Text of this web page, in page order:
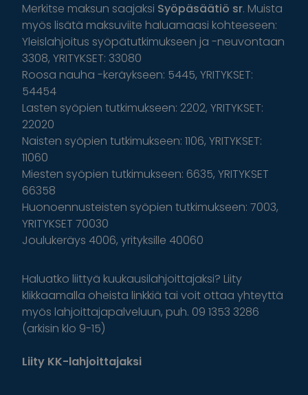
Merkitse maksun saajaksi Syöpäsäätiö sr. Muista
myös lisätä maksuviite haluamaasi kohteeseen:
Yleislahjoitus syöpätutkimukseen ja -neuvontaan
3308, YRITYKSET: 33080
Roosa nauha -keräykseen: 5445, YRITYKSET:
54454
Lasten syöpien tutkimukseen: 2202, YRITYKSET:
22020
Naisten syöpien tutkimukseen: 1106, YRITYKSET:
11060
Miesten syöpien tutkimukseen: 6635, YRITYKSET
66358
Huonoennusteisten syöpien tutkimukseen: 7003,
YRITYKSET 70030
Joulukeräys 4006, yrityksille 40060
Haluatko liittyä kuukausilahjoittajaksi? Liity
klikkaamalla oheista linkkiä tai voit ottaa yhteyttä
myös lahjoittajapalveluun, puh. 09 1353 3286
(arkisin klo 9-15)
Liity KK-lahjoittajaksi